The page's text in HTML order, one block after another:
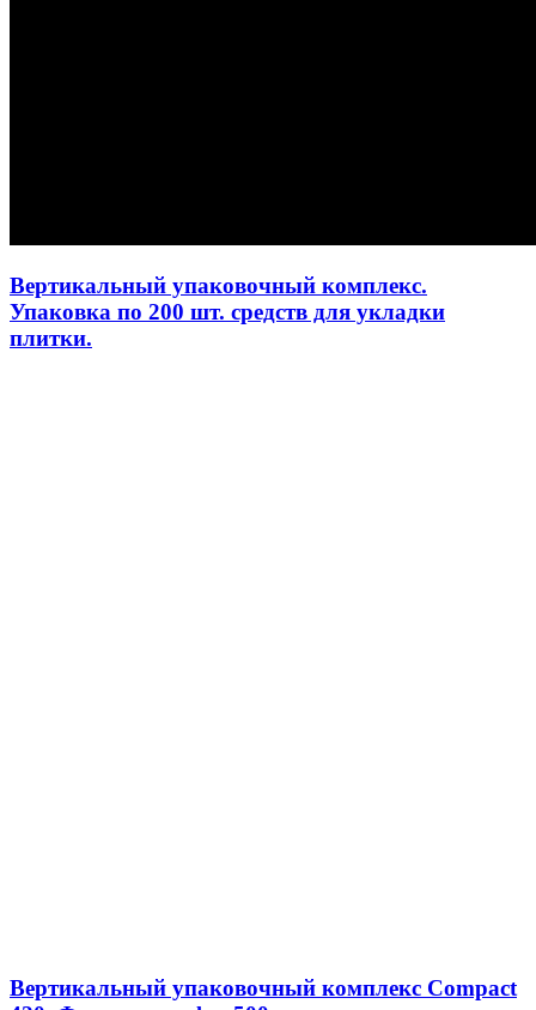
Вертикальный упаковочный комплекс.
Упаковка по 200 шт. средств для укладки
плитки.
Вертикальный упаковочный комплекс Compact